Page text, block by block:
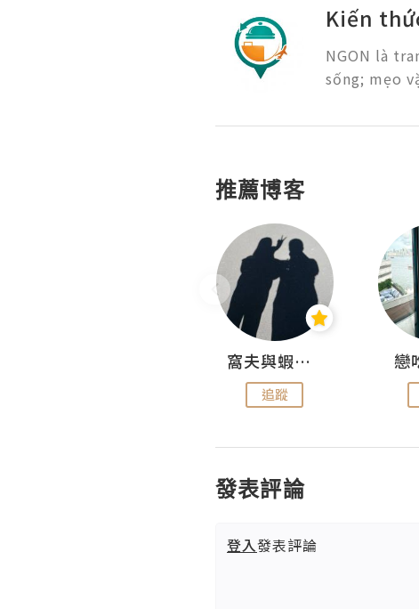
Kiến
NGON là
推薦博客
窩夫與蝦子餅
追蹤
戀
發表評論
登入發表評論